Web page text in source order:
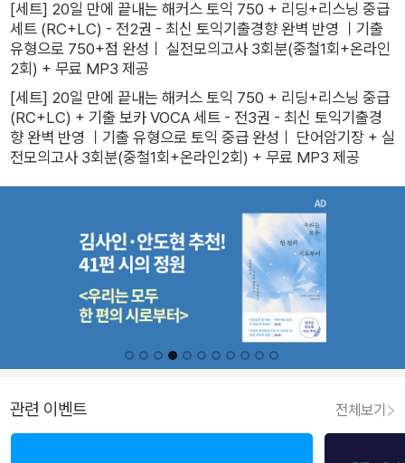
[세트] 20일 만에 끝내는 해커스 토익 750 + 리딩+리스닝 중급
세트 (RC+LC) - 전2권 - 최신 토익기출경향 완벽 반영 ㅣ기출
유형으로 750+점 완성ㅣ 실전모의고사 3회분(중철1회+온라인
2회) + 무료 MP3 제공
[세트] 20일 만에 끝내는 해커스 토익 750 + 리딩+리스닝 중급
(RC+LC) + 기출 보카 VOCA 세트 - 전3권 - 최신 토익기출경
향 완벽 반영 ㅣ기출 유형으로 토익 중급 완성ㅣ 단어암기장 + 실
전모의고사 3회분(중철1회+온라인2회) + 무료 MP3 제공
관련 이벤트 전체보기